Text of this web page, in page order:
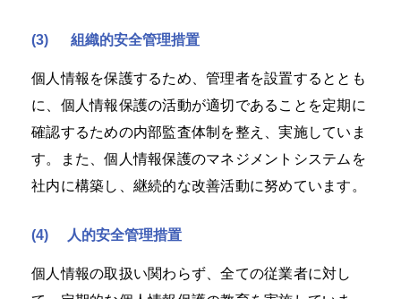
(3) 組織的安全管理措置
個人情報を保護するため、管理者を設置するととも
に、個人情報保護の活動が適切であることを定期に
確認するための内部監査体制を整え、実施していま
す。また、個人情報保護のマネジメントシステムを
社内に構築し、継続的な改善活動に努めています。
(4) 人的安全管理措置
個人情報の取扱い関わらず、全ての従業者に対し